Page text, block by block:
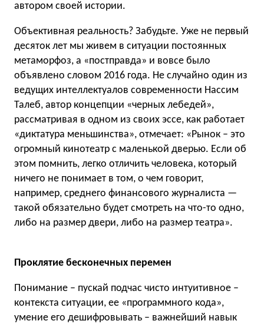
автором своей истории.
Объективная реальность? Забудьте. Уже не первый
десяток лет мы живем в ситуации постоянных
метаморфоз, а «постправда» и вовсе было
объявлено словом 2016 года. Не случайно один из
ведущих интеллектуалов современности Нассим
Талеб, автор концепции «черных лебедей»,
рассматривая в одном из своих эссе, как работает
«диктатура меньшинства», отмечает: «Рынок – это
огромный кинотеатр с маленькой дверью. Если об
этом помнить, легко отличить человека, который
ничего не понимает в том, о чем говорит,
например, среднего финансового журналиста —
такой обязательно будет смотреть на что-то одно,
либо на размер двери, либо на размер театра».
Проклятие бесконечных перемен
Понимание – пускай подчас чисто интуитивное –
контекста ситуации, ее «программного кода»,
умение его дешифровывать – важнейший навык